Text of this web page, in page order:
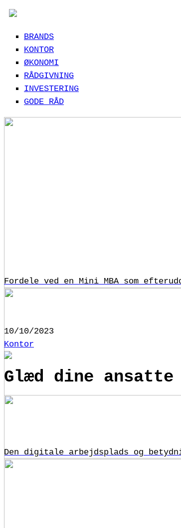
BRANDS
KONTOR
ØKONOMI
RÅDGIVNING
INVESTERING
GODE RÅD
Fordele ved en Mini MBA som
Den digitale arbejdsplads og
10/10/2023
Kontor
Glæd dine ansatte